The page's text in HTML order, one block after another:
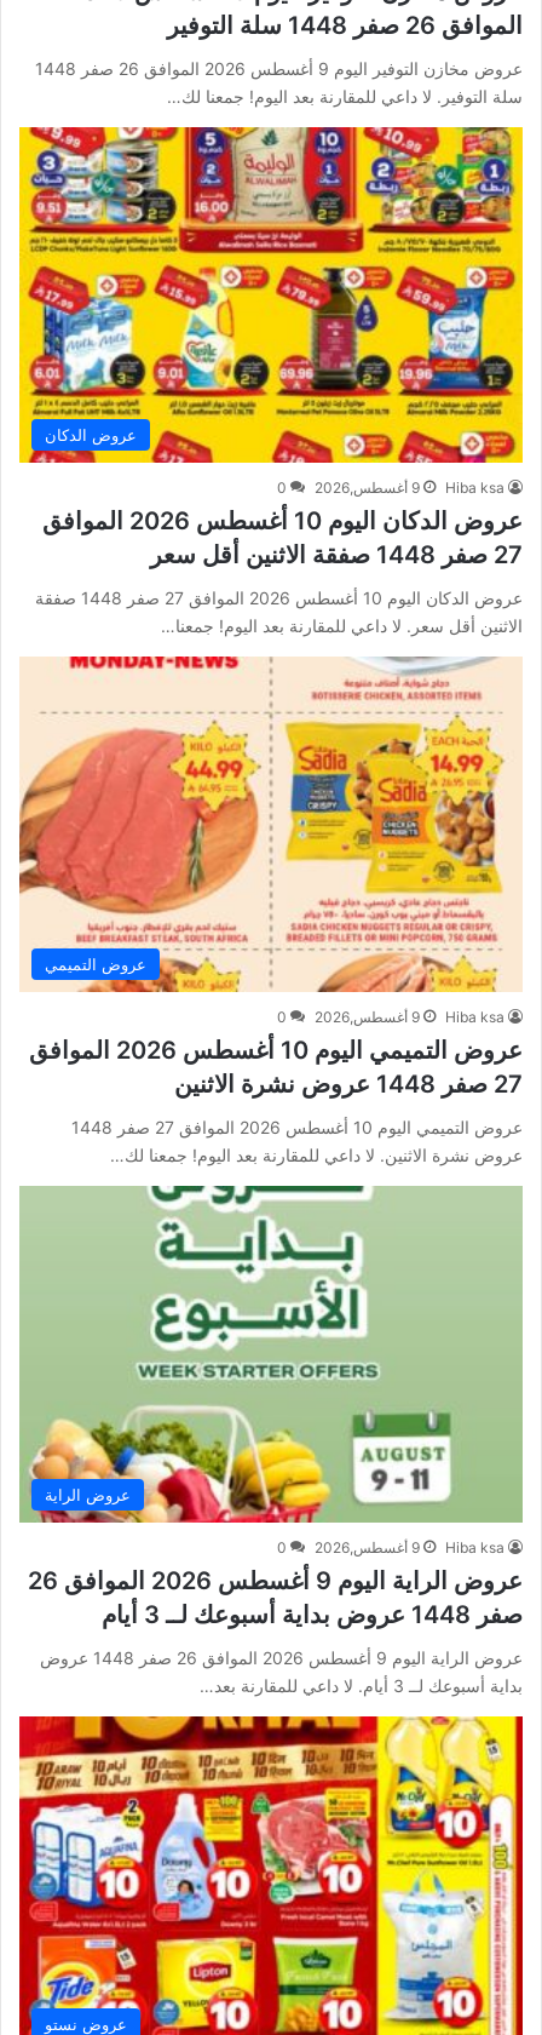
الموافق 26 صفر 1448 سلة التوفير
عروض مخازن التوفير اليوم 9 أغسطس 2026 الموافق 26 صفر 1448
سلة التوفير. لا داعي للمقارنة بعد اليوم! جمعنا لك…
عروض الدكان
Hiba ksa 9 أغسطس,2026 0
عروض الدكان اليوم 10 أغسطس 2026 الموافق
27 صفر 1448 صفقة الاثنين أقل سعر
عروض الدكان اليوم 10 أغسطس 2026 الموافق 27 صفر 1448 صفقة
الاثنين أقل سعر. لا داعي للمقارنة بعد اليوم! جمعنا…
عروض التميمي
Hiba ksa 9 أغسطس,2026 0
عروض التميمي اليوم 10 أغسطس 2026 الموافق
27 صفر 1448 عروض نشرة الاثنين
عروض التميمي اليوم 10 أغسطس 2026 الموافق 27 صفر 1448
عروض نشرة الاثنين. لا داعي للمقارنة بعد اليوم! جمعنا لك…
عروض الراية
Hiba ksa 9 أغسطس,2026 0
عروض الراية اليوم 9 أغسطس 2026 الموافق 26
صفر 1448 عروض بداية أسبوعك لــ 3 أيام
عروض الراية اليوم 9 أغسطس 2026 الموافق 26 صفر 1448 عروض
بداية أسبوعك لــ 3 أيام. لا داعي للمقارنة بعد…
عروض نستو